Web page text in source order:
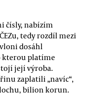
čísly, nabízím
tedy rozdíl mezi
dosáhl
kterou platíme
její výroba.
zaplatili „navíc“,
bilion korun.